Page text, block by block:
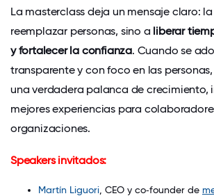
La masterclass deja un mensaje claro:
reemplazar personas, sino a liberar
y fortalecer la confianza. Cuando se
transparente y con foco en las
una verdadera palanca de crecimiento,
mejores experiencias para
organizaciones.
Speakers invitados:
Martín Liguori , CEO y co‑founder de